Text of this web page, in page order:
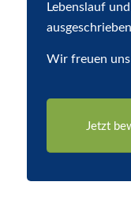
Lebenslauf
Wir freuen uns
Jetzt